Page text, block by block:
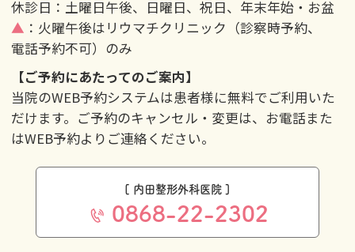
休診日：土曜日午後、日曜日、祝日、年末年始・お盆
▲ ：火曜午後はリウマチクリニック（診察時予約、
電話予約不可）のみ
【ご予約にあたってのご案内】
当院のWEB予約システムは患者様に無料でご利用いた
だけます。ご予約のキャンセル・変更は、お電話また
はWEB予約よりご連絡ください。
[ 内田整形外科医院 ]
0868-22-2302